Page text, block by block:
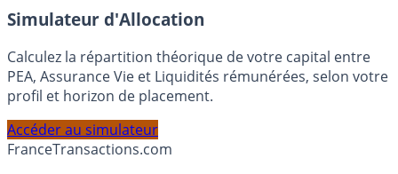
En savoir plus
Simulateur d'Allocation
Calculez la répartition théorique de votre capital entre
profil et horizon de placement.